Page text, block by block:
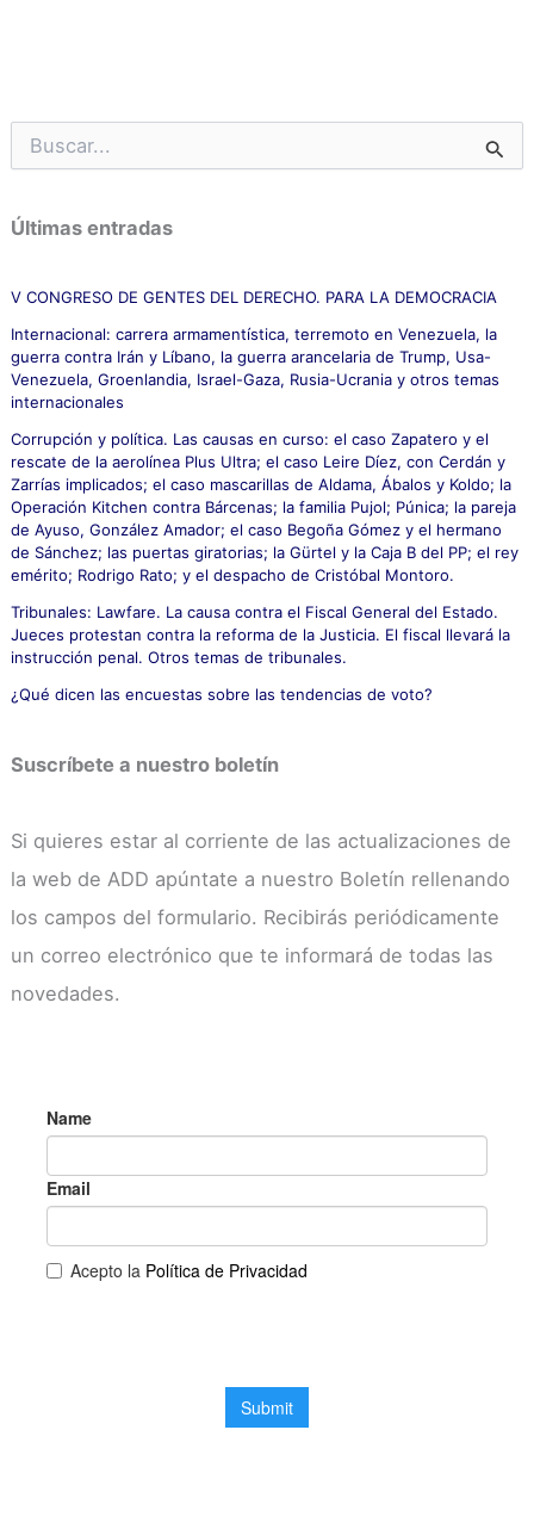
u
c
a
p
r
:
Últimas entradas
V CONGRESO DE GENTES DEL DERECHO. PARA LA DEMOCRACIA
Internacional: carrera armamentística, terremoto en Venezuela, la
guerra contra Irán y Líbano, la guerra arancelaria de Trump, Usa-
Venezuela, Groenlandia, Israel-Gaza, Rusia-Ucrania y otros temas
internacionales
Corrupción y política. Las causas en curso: el caso Zapatero y el
rescate de la aerolínea Plus Ultra; el caso Leire Díez, con Cerdán y
Zarrías implicados; el caso mascarillas de Aldama, Ábalos y Koldo; la
Operación Kitchen contra Bárcenas; la familia Pujol; Púnica; la pareja
de Ayuso, González Amador; el caso Begoña Gómez y el hermano
de Sánchez; las puertas giratorias; la Gürtel y la Caja B del PP; el rey
emérito; Rodrigo Rato; y el despacho de Cristóbal Montoro.
Tribunales: Lawfare. La causa contra el Fiscal General del Estado.
Jueces protestan contra la reforma de la Justicia. El fiscal llevará la
instrucción penal. Otros temas de tribunales.
¿Qué dicen las encuestas sobre las tendencias de voto?
Suscríbete a nuestro boletín
Si quieres estar al corriente de las actualizaciones de
la web de ADD apúntate a nuestro Boletín rellenando
los campos del formulario. Recibirás periódicamente
un correo electrónico que te informará de todas las
novedades.